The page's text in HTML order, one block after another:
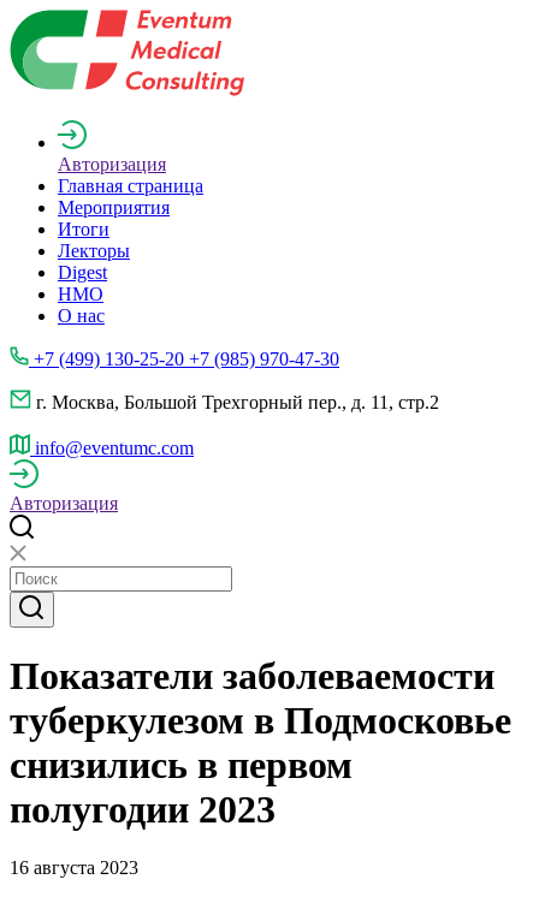
Авторизация
Главная страница
Мероприятия
Итоги
Лекторы
Digest
НМО
О нас
+7 (499) 130-25-20 +7 (985) 970-47-30
г. Москва, Большой Трехгорный пер., д. 11, стр.2
info@eventumc.com
Авторизация
Показатели заболеваемости
туберкулезом в Подмосковье
снизились в первом
полугодии 2023
16 августа 2023